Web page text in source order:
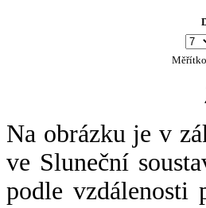
Na obrázku je v
ve Sluneční
podle vzdálenosti